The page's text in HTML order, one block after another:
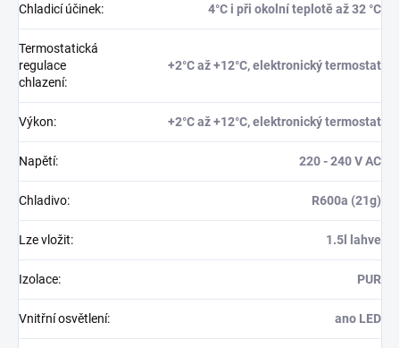
Chladicí účinek: 4°C i při okolní teplotě až 32 °C
Termostatická
regulace
chlazení:
+2°C až +12°C, elektronický termostat
Výkon: +2°C až +12°C, elektronický termostat
Napětí: 220 - 240 V AC
Chladivo: R600a (21g)
Lze vložit: 1.5l lahve
Izolace: PUR
Vnitřní osvětlení: ano LED